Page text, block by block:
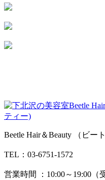
Beetle Hair＆Beauty （ビー
TEL：03-6751-1572
営業時間 ：10:00～19:00（